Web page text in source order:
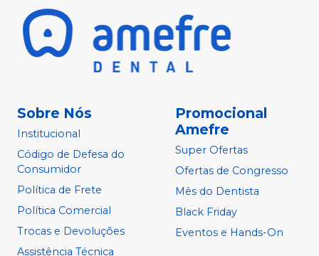
Sobre Nós
Institucional
Código de Defesa do
Consumidor
Política de Frete
Política Comercial
Trocas e Devoluções
Assistência Técnica
Promocional
Amefre
Super Ofertas
Ofertas de Congresso
Mês do Dentista
Black Friday
Eventos e Hands-On